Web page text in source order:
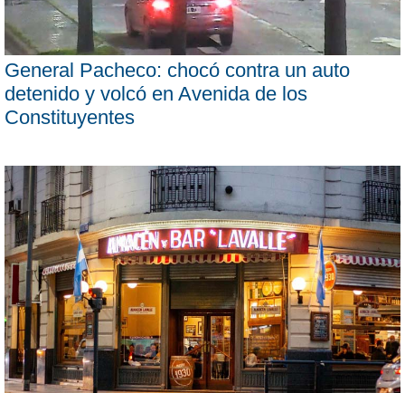
General Pacheco: chocó contra un auto
detenido y volcó en Avenida de los
Constituyentes